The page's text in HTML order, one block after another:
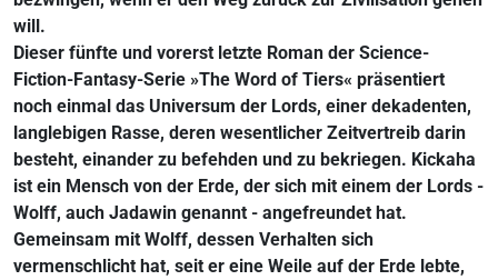
will.
Dieser fünfte und vorerst letzte Roman der Science-
Fiction-Fantasy-Serie »The Word of Tiers« präsentiert
noch einmal das Universum der Lords, einer dekadenten,
langlebigen Rasse, deren wesentlicher Zeitvertreib darin
besteht, einander zu befehden und zu bekriegen. Kickaha
ist ein Mensch von der Erde, der sich mit einem der Lords -
Wolff, auch Jadawin genannt - angefreundet hat.
Gemeinsam mit Wolff, dessen Verhalten sich
vermenschlicht hat, seit er eine Weile auf der Erde lebte,